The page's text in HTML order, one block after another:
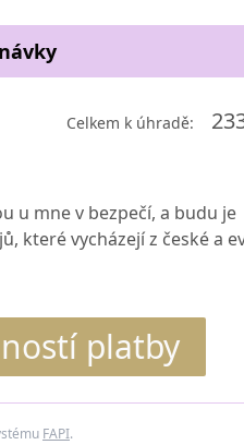
Celkem k úhradě:
u mne v bezpečí, a budu je
které vycházejí z české a
platby
FAPI.